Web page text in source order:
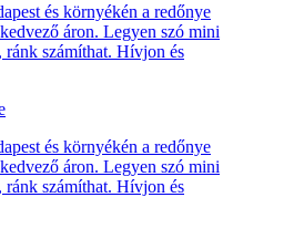
és környékén a redőnye
áron. Legyen szó mini
számíthat. Hívjon és
és környékén a redőnye
áron. Legyen szó mini
számíthat. Hívjon és